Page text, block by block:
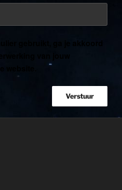
gebruikt, ga je akkoord
van jouw